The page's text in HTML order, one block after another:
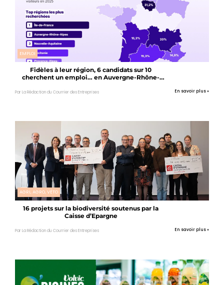
EMPLOI
Fidèles à leur région, 6 candidats sur 10
cherchent un emploi… en Auvergne-Rhône-
Par La Rédaction du Courrier des Entreprises En savoir plus »
AGRI, AGRO, VÉTO
16 projets sur la biodiversité soutenus par la
Caisse d’Epargne
Par La Rédaction du Courrier des Entreprises En savoir plus »